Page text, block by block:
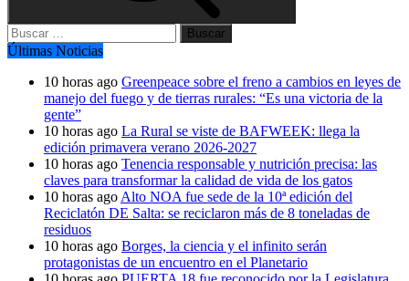
Buscar:
Últimas Noticias
10 horas ago Greenpeace sobre el freno a cambios en leyes de
manejo del fuego y de tierras rurales: “Es una victoria de la
gente”
10 horas ago La Rural se viste de BAFWEEK: llega la
edición primavera verano 2026-2027
10 horas ago Tenencia responsable y nutrición precisa: las
claves para transformar la calidad de vida de los gatos
10 horas ago Alto NOA fue sede de la 10ª edición del
Reciclatón DE Salta: se reciclaron más de 8 toneladas de
residuos
10 horas ago Borges, la ciencia y el infinito serán
protagonistas de un encuentro en el Planetario